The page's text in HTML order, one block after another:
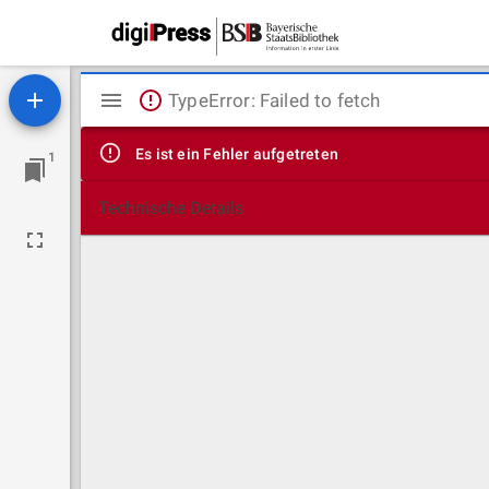
1
Mirador
Viewer
TypeError: Failed to fetch
Es ist ein Fehler aufgetreten
Technische Details